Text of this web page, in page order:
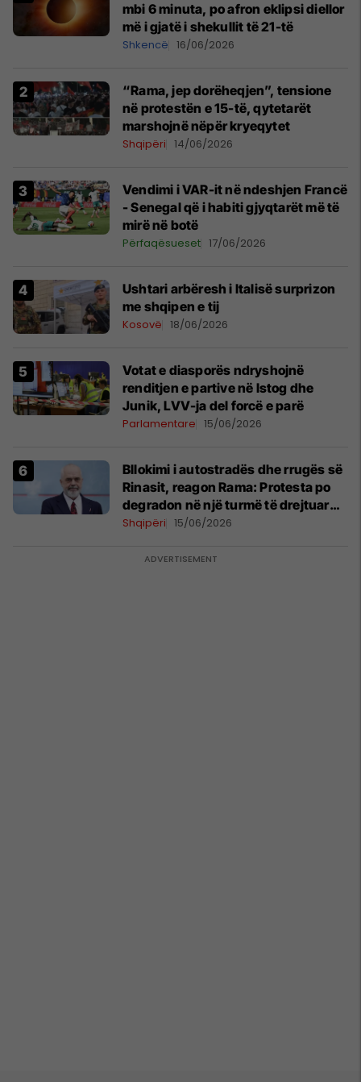
mbi 6 minuta, po afron eklipsi diellor
më i gjatë i shekullit të 21-të
Shkencë 16/06/2026
“Rama, jep dorëheqjen”, tensione
në protestën e 15-të, qytetarët
marshojnë nëpër kryeqytet
Shqipëri 14/06/2026
Vendimi i VAR-it në ndeshjen Francë
- Senegal që i habiti gjyqtarët më të
mirë në botë
Përfaqësueset 17/06/2026
Ushtari arbëresh i Italisë surprizon
me shqipen e tij
Kosovë 18/06/2026
Votat e diasporës ndryshojnë
renditjen e partive në Istog dhe
Junik, LVV-ja del forcë e parë
Parlamentare 15/06/2026
Bllokimi i autostradës dhe rrugës së
Rinasit, reagon Rama: Protesta po
degradon në një turmë të drejtuar
nga mendje të liga
Shqipëri 15/06/2026